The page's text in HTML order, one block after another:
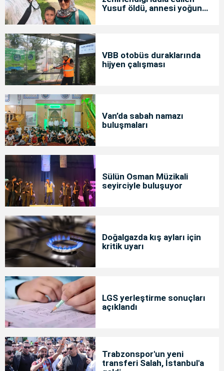
Yusuf öldü, annesi yoğun
VBB otobüs duraklarında
hijyen çalışması
Van’da sabah namazı
buluşmaları
Sülün Osman Müzikali
seyirciyle buluşuyor
Doğalgazda kış ayları için
kritik uyarı
LGS yerleştirme sonuçları
açıklandı
Trabzonspor'un yeni
transferi Salah, İstanbul'a